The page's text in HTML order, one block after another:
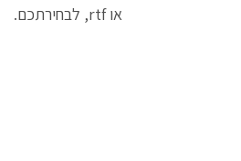
או rtf, לבחירתכם.